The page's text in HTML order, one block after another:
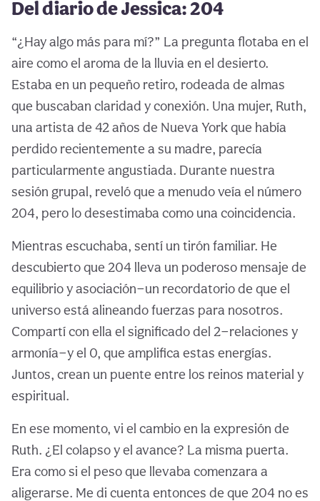
Del diario de Jessica: 204
“¿Hay algo más para mí?” La pregunta flotaba en el
aire como el aroma de la lluvia en el desierto.
Estaba en un pequeño retiro, rodeada de almas
que buscaban claridad y conexión. Una mujer, Ruth,
una artista de 42 años de Nueva York que había
perdido recientemente a su madre, parecía
particularmente angustiada. Durante nuestra
sesión grupal, reveló que a menudo veía el número
204, pero lo desestimaba como una coincidencia.
Mientras escuchaba, sentí un tirón familiar. He
descubierto que 204 lleva un poderoso mensaje de
equilibrio y asociación—un recordatorio de que el
universo está alineando fuerzas para nosotros.
Compartí con ella el significado del 2—relaciones y
armonía—y el 0, que amplifica estas energías.
Juntos, crean un puente entre los reinos material y
espiritual.
En ese momento, vi el cambio en la expresión de
Ruth. ¿El colapso y el avance? La misma puerta.
Era como si el peso que llevaba comenzara a
aligerarse. Me di cuenta entonces de que 204 no es